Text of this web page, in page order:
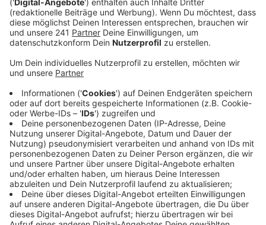
Parkscheinautomaten.
Veröffentlicht:Dienstag, 30.06.2026 11:30
Anzeige
Der Zigarettenautomat war an einer Hauswand
befestigt. Am Sonntagabend wurde der beschädigte
und geleerte Zigarettenautomat auf einem
Wirtschaftsweg an der B51, an der Abfahrt Dahlem-
Schmidtheim, entdeckt. Der Zeuge rief die Polizei, die
den Automaten sicherstellte. Er war offenbar
aufgeflext worden.
Anzeige